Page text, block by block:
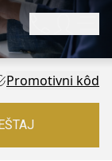
Promotivni kôd